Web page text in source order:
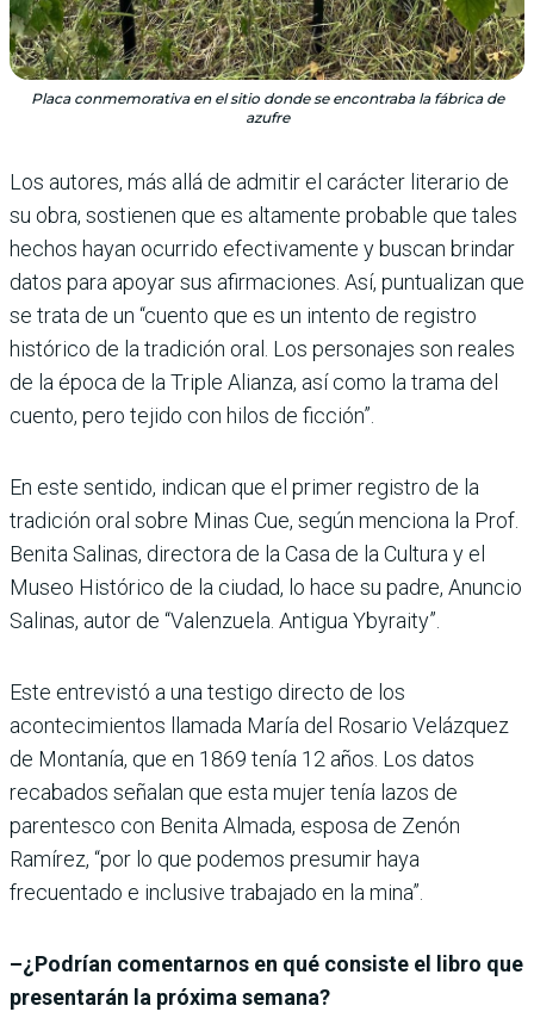
Placa conmemorativa en el sitio donde se encontraba la fábrica de
azufre
Los autores, más allá de admitir el carácter literario de
su obra, sostienen que es altamente probable que tales
hechos hayan ocurrido efectivamente y buscan brindar
datos para apoyar sus afirmaciones. Así, puntualizan que
se trata de un “cuento que es un intento de registro
histórico de la tradición oral. Los personajes son reales
de la época de la Triple Alianza, así como la trama del
cuento, pero tejido con hilos de ficción”.
En este sentido, indican que el primer registro de la
tradición oral sobre Minas Cue, según menciona la Prof.
Benita Salinas, directora de la Casa de la Cultura y el
Museo Histórico de la ciudad, lo hace su padre, Anuncio
Salinas, autor de “Valenzuela. Antigua Ybyraity”.
Este entrevistó a una testigo directo de los
acontecimientos llamada María del Rosario Velázquez
de Montanía, que en 1869 tenía 12 años. Los datos
recabados señalan que esta mujer tenía lazos de
parentesco con Benita Almada, esposa de Zenón
Ramírez, “por lo que podemos presumir haya
frecuentado e inclusive trabajado en la mina”.
–¿Podrían comentarnos en qué consiste el libro que
presentarán la próxima semana?